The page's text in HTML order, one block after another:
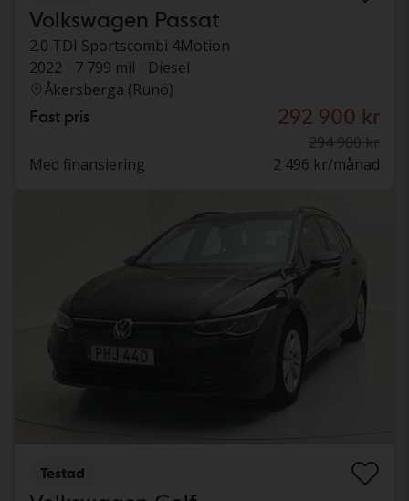
Volkswagen Passat
2.0 TDI Sportscombi 4Motion
2022
7 799 mil
Diesel
Åkersberga (Runö)
Fast pris 292 900 kr
294 900 kr
Med finansiering
2 496 kr/månad
Testad